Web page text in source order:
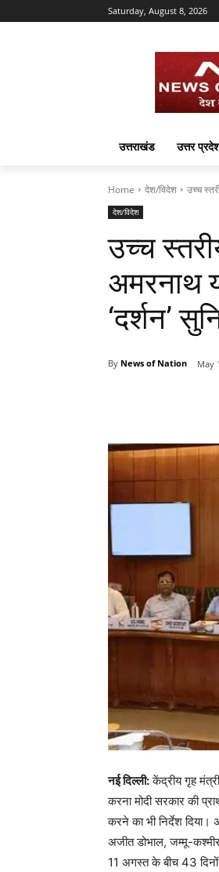
Saturday, August 8, 2026
उत्तराखंड उत्तर
Home देश/विदेश उच्च
देश/विदेश
उच्च
अमरनाथ
‘दर्शन’
By News of Nation May
नई दिल्ली:केंद्रीय गृह
करना मोदी सरकार की
करने का भी निर्देश
अजीत डोभाल, जम्मू-
11 अगस्त के बीच 43